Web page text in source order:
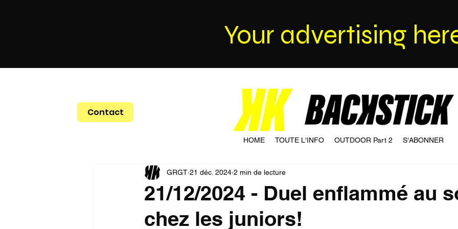
Your advertising
Contact
HOME TOUTE L'INFO OUTDOOR Part 2 S'ABONNER
21/12/2024 - Duel enflammé au
chez les juniors!
GRGT 21 déc. 2024 2 min de lecture